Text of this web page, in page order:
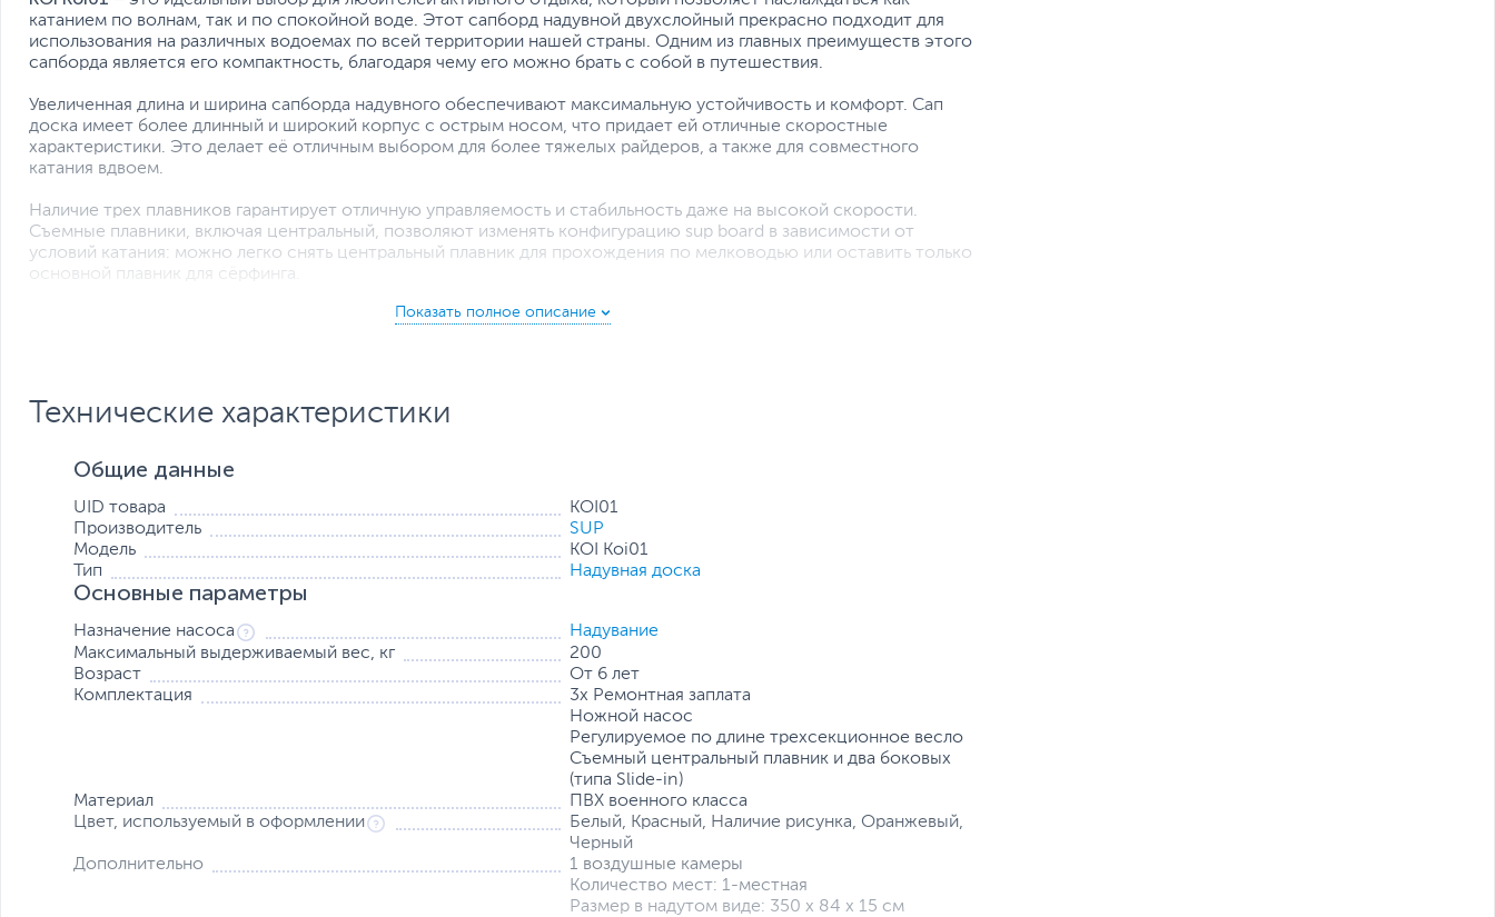
катанием по волнам, так и по спокойной воде. Этот сапборд надувной двухслойный прекрасно подходит для
использования на различных водоемах по всей территории нашей страны. Одним из главных преимуществ этого
сапборда является его компактность, благодаря чему его можно брать с собой в путешествия.
Увеличенная длина и ширина сапборда надувного обеспечивают максимальную устойчивость и комфорт. Сап
доска имеет более длинный и широкий корпус с острым носом, что придает ей отличные скоростные
характеристики. Это делает её отличным выбором для более тяжелых райдеров, а также для совместного
катания вдвоем.
Наличие трех плавников гарантирует отличную управляемость и стабильность даже на высокой скорости.
Съемные плавники, включая центральный, позволяют изменять конфигурацию sup board в зависимости от
условий катания: можно легко снять центральный плавник для прохождения по мелководью или оставить только
основной плавник для сёрфинга.
Шероховатая антискользящая поверхность на сап борде гарантирует надежное сцепление и комфортную
Сапборд надувной двухслойный идеально скользит по воде, разгоняется значительно быстрее прогулочной
доски и имеет высокую маневренность. А его яркий рисунок с карпом кои не оставит никого равнодушным.
Технические характеристики
Общие данные
UID товара
KOI01
Производитель
SUP
Модель
KOI Koi01
Тип
Надувная доска
Основные параметры
Назначение насоса
Надувание
Максимальный выдерживаемый вес, кг
200
Возраст
От 6 лет
Комплектация
3х Ремонтная заплата
Ножной насос
Регулируемое по длине трехсекционное весло
Съемный центральный плавник и два боковых
(типа Slide-in)
Материал
ПВХ военного класса
Цвет, используемый в оформлении
Белый, Красный, Наличие рисунка, Оранжевый,
Черный
Дополнительно
1 воздушные камеры
Количество мест: 1-местная
Размер в надутом виде: 350 х 84 х 15 см